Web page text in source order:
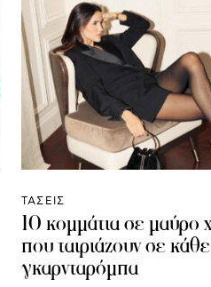
ΤΑΣΕΙΣ
10 κομμάτια σε μαύρο
που ταιριάζουν σε κάθε
γκαρνταρόμπα